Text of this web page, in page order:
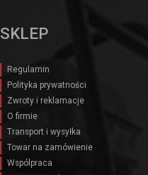
SKLEP
Regulamin
Polityka prywatności
Zwroty i reklamacje
O firmie
Transport i wysyłka
Towar na zamówienie
Wspólpraca